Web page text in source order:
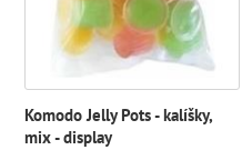
Komodo Jelly Pots - kalíšky,
mix - display